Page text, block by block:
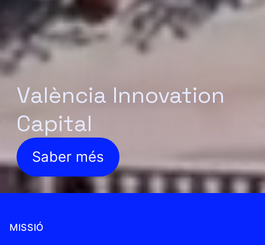
València Innovation
Capital
Saber més
MISSIÓ